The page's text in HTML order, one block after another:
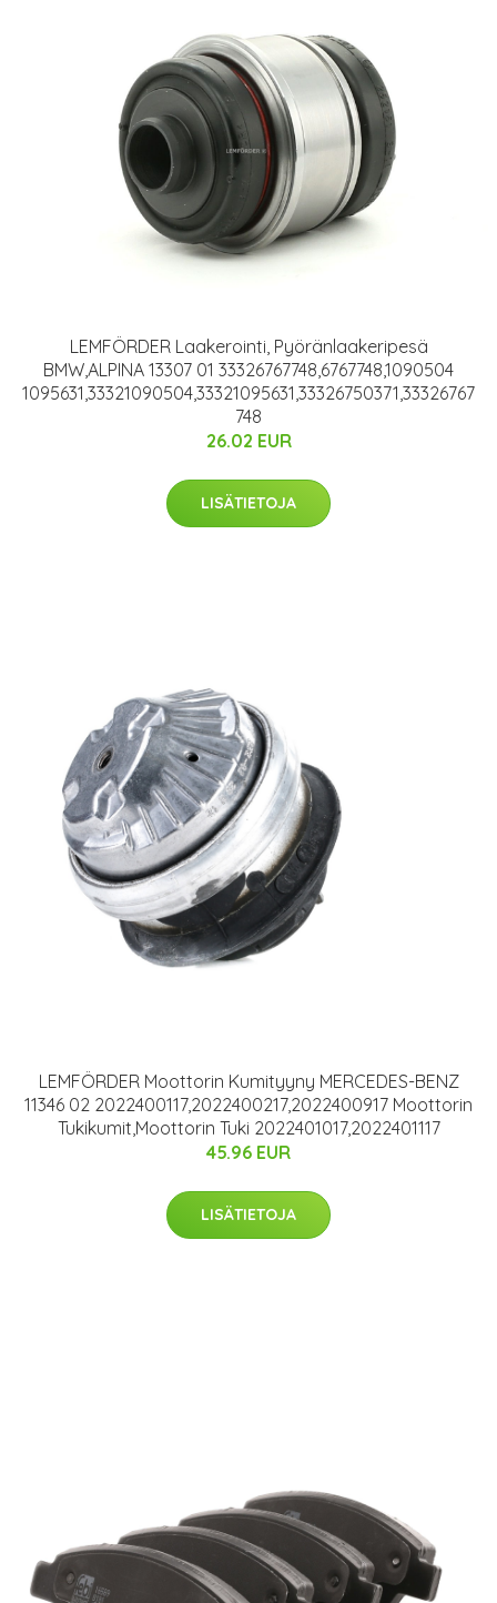
LEMFÖRDER Laakerointi, Pyöränlaakeripesä
BMW,ALPINA 13307 01 33326767748,6767748,1090504
1095631,33321090504,33321095631,33326750371,33326767
748
26.02 EUR
LISÄTIETOJA
LEMFÖRDER Moottorin Kumityyny MERCEDES-BENZ
11346 02 2022400117,2022400217,2022400917 Moottorin
Tukikumit,Moottorin Tuki 2022401017,2022401117
45.96 EUR
LISÄTIETOJA